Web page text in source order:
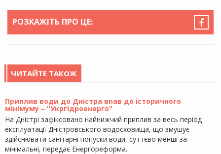
РОЗКАЖІТЬ ПРО ЦЕ:
ЧИТАЙТЕ ТАКОЖ
Приплив води до Дністра впав до історичного
мінімуму – "Укргідроенерго"
На Дністрі зафіксовано найнижчий приплив за весь період
експлуатації Дністровського водосховища, що змушує
здійснювати санітарні попуски води, суттєво менші за
мінімальні, передає Енергореформа.